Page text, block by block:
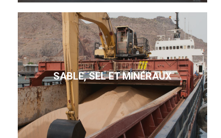
SABLE, SEL ET MINÉRAUX